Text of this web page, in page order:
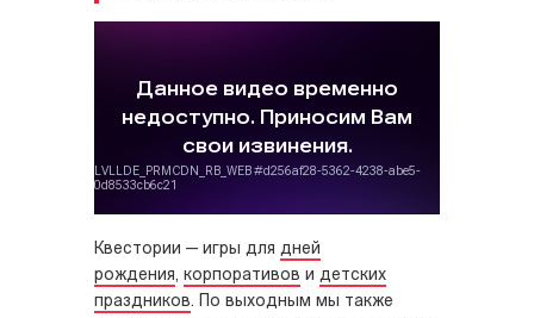
Квестории — игры для дней
рождения, корпоративов и детских
праздников. По выходным мы также